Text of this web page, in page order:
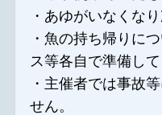
・あゆがいなくな
・魚の持ち帰りに
ス等各自で準備して
・主催者では事故
せん。